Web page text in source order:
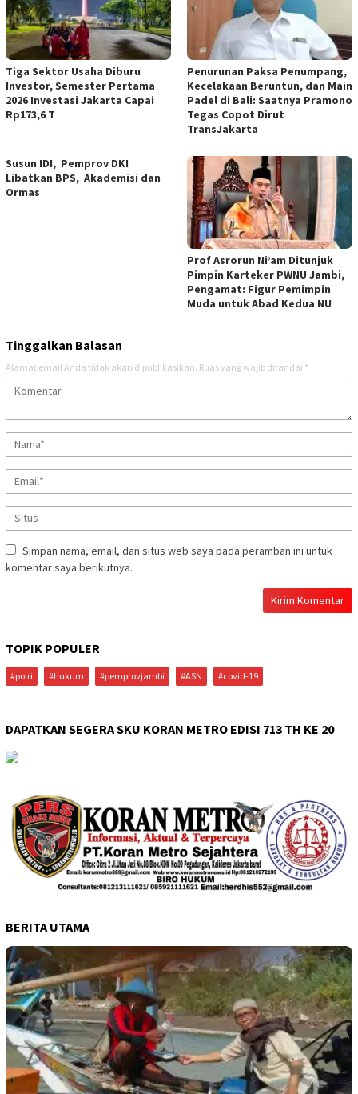
Tiga Sektor Usaha Diburu
Investor, Semester Pertama
2026 Investasi Jakarta Capai
Rp173,6 T
Penurunan Paksa Penumpang,
Kecelakaan Beruntun, dan Main
Padel di Bali: Saatnya Pramono
Tegas Copot Dirut
TransJakarta
Susun IDI, Pemprov DKI
Libatkan BPS, Akademisi dan
Ormas
Prof Asrorun Ni’am Ditunjuk
Pimpin Karteker PWNU Jambi,
Pengamat: Figur Pemimpin
Muda untuk Abad Kedua NU
Tinggalkan Balasan
Alamat email Anda tidak akan dipublikasikan. Ruas yang wajib ditandai *
Simpan nama, email, dan situs web saya pada peramban ini untuk
komentar saya berikutnya.
TOPIK POPULER
#polri #hukum #pemprovjambi #ASN #covid-19
DAPATKAN SEGERA SKU KORAN METRO EDISI 713 TH KE 20
BERITA UTAMA